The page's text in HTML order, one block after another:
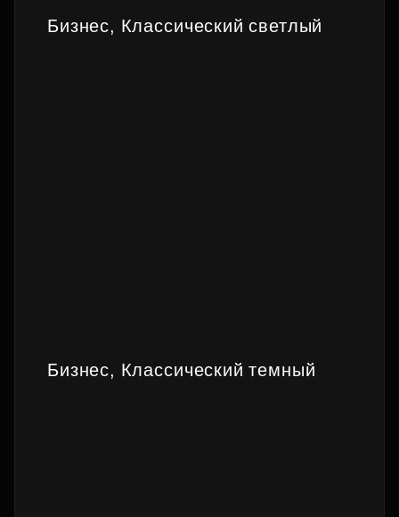
Бизнес, Классический светлый
Бизнес, Классический темный